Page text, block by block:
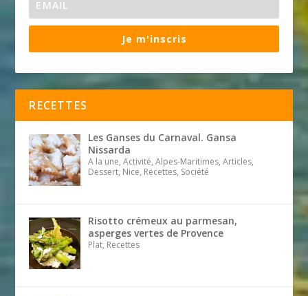
Je m'inscris
RECETTES
Les Ganses du Carnaval. Gansa
Nissarda
A la une, Activité, Alpes-Maritimes, Articles,
Dessert, Nice, Recettes, Société
Risotto crémeux au parmesan,
asperges vertes de Provence
Plat, Recettes